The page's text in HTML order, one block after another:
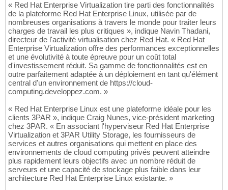
« Red Hat Enterprise Virtualization tire parti des fonctionnalités
de la plateforme Red Hat Enterprise Linux, utilisée par de
nombreuses organisations à travers le monde pour traiter leurs
charges de travail les plus critiques », indique Navin Thadani,
directeur de l'activité virtualisation chez Red Hat. « Red Hat
Enterprise Virtualization offre des performances exceptionnelles
et une évolutivité à toute épreuve pour un coût total
d'investissement réduit. Sa gamme de fonctionnalités est en
outre parfaitement adaptée à un déploiement en tant qu'élément
central d'un environnement de https://cloud-
computing.developpez.com. »
« Red Hat Enterprise Linux est une plateforme idéale pour les
clients 3PAR », indique Craig Nunes, vice-président marketing
chez 3PAR. « En associant l'hyperviseur Red Hat Enterprise
Virtualization et 3PAR Utility Storage, les fournisseurs de
services et autres organisations qui mettent en place des
environnements de cloud computing privés peuvent atteindre
plus rapidement leurs objectifs avec un nombre réduit de
serveurs et une capacité de stockage plus faible dans leur
architecture Red Hat Enterprise Linux existante. »